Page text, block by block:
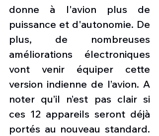
donne à l'avion plus de
puissance et d'autonomie. De
plus, de nombreuses
améliorations électroniques
vont venir équiper cette
version indienne de l’avion. A
noter qu’il n’est pas clair si
ces 12 appareils seront déjà
portés au nouveau standard.